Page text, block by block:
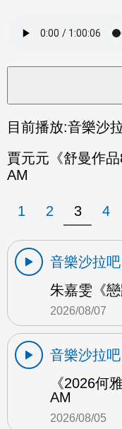
目前播放:音樂沙
賈元元《舒曼作
AM
1 2 3 4
音樂沙拉吧
朱嘉雯《
2026/08/07
音樂沙拉吧
《2026何
AM
2026/08/05